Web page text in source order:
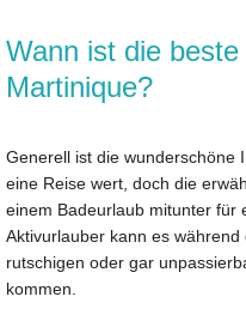
Wann ist die
Martinique?
Generell ist die wunderschöne
eine Reise wert, doch die
einem Badeurlaub mitunter für
Aktivurlauber kann es
rutschigen oder gar
kommen.